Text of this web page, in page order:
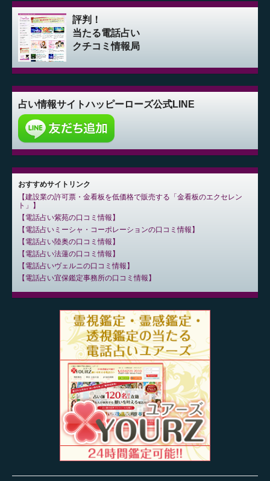
評判！
当たる電話占い
クチコミ情報局
占い情報サイトハッピーローズ公式LINE
おすすめサイトリンク
建設業の許可票・金看板を低価格で販売する「金看板のエクセレン
ト」
電話占い紫苑の口コミ情報
電話占いミーシャ・コーポレーションの口コミ情報
電話占い陸奥の口コミ情報
電話占い法蓮の口コミ情報
電話占いヴェルニの口コミ情報
電話占い宜保鑑定事務所の口コミ情報